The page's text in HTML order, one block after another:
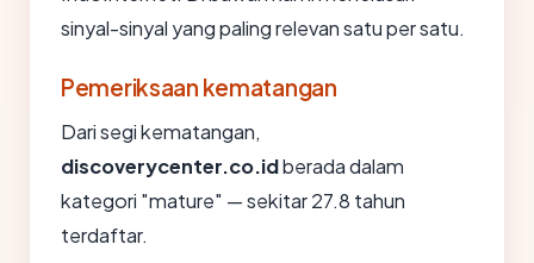
sinyal-sinyal yang paling relevan satu per satu.
Pemeriksaan kematangan
Dari segi kematangan,
discoverycenter.co.idberada dalam
kategori "mature" — sekitar 27.8 tahun
terdaftar.